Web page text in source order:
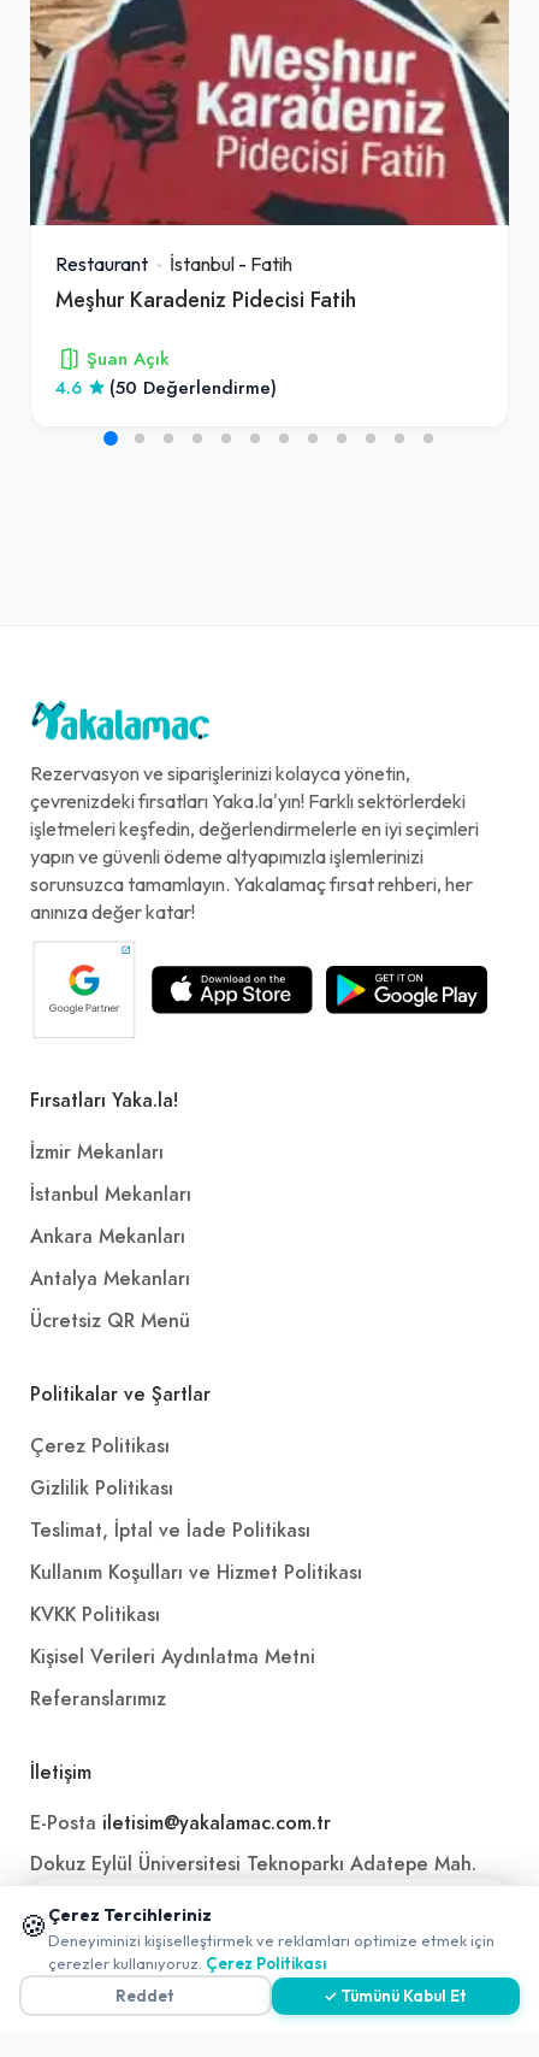
Restaurant İstanbul - Fatih
Meşhur Karadeniz Pidecisi Fatih
Şuan Açık
4.6
(50 Değerlendirme)
Rezervasyon ve siparişlerinizi kolayca yönetin,
çevrenizdeki fırsatları Yaka.la'yın! Farklı sektörlerdeki
işletmeleri keşfedin, değerlendirmelerle en iyi seçimleri
yapın ve güvenli ödeme altyapımızla işlemlerinizi
sorunsuzca tamamlayın. Yakalamaç fırsat rehberi, her
anınıza değer katar!
Fırsatları Yaka.la!
İzmir Mekanları
İstanbul Mekanları
Ankara Mekanları
Antalya Mekanları
Ücretsiz QR Menü
Politikalar ve Şartlar
Çerez Politikası
Gizlilik Politikası
Teslimat, İptal ve İade Politikası
Kullanım Koşulları ve Hizmet Politikası
KVKK Politikası
Kişisel Verileri Aydınlatma Metni
Referanslarımız
İletişim
E-Posta iletisim@yakalamac.com.tr
Dokuz Eylül Üniversitesi Teknoparkı Adatepe Mah.
Doğuş Cad. No:207 Z İç Kapı No:1 Buca/İzmir
🍪 Çerez Tercihleriniz
Deneyiminizi kişiselleştirmek ve reklamları optimize etmek için
çerezler kullanıyoruz. Çerez Politikası
Reddet
✓ Tümünü Kabul Et
📱 Mobil uygulamamızı keşfedin!
✖